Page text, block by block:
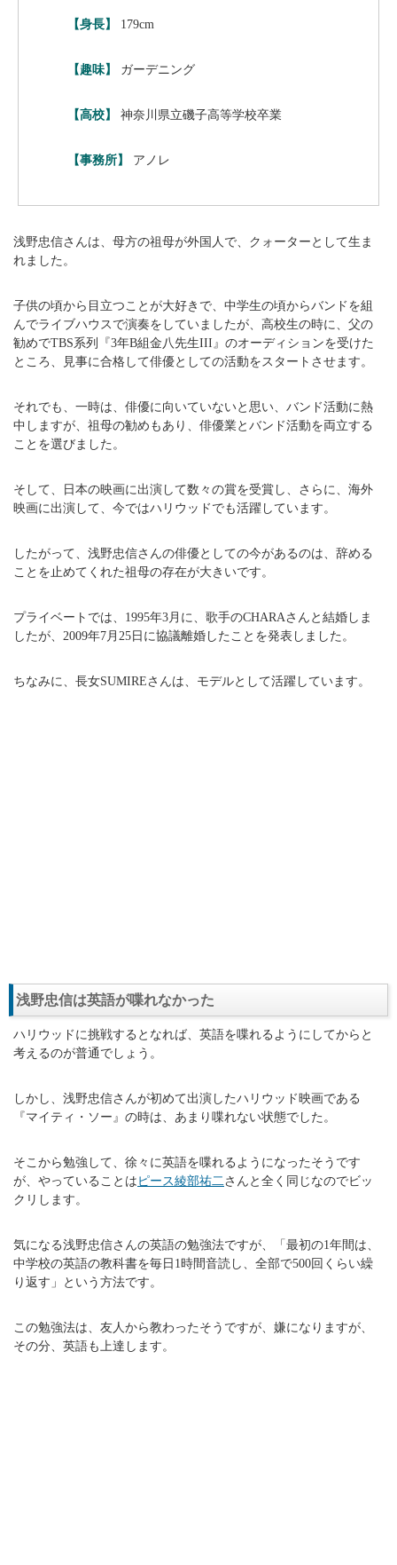
【身長】 179cm
【趣味】 ガーデニング
【高校】 神奈川県立磯子高等学校卒業
【事務所】 アノレ
浅野忠信さんは、母方の祖母が外国人で、クォーターとして生ま
れました。
子供の頃から目立つことが大好きで、中学生の頃からバンドを組
んでライブハウスで演奏をしていましたが、高校生の時に、父の
勧めでTBS系列『3年B組金八先生III』のオーディションを受けた
ところ、見事に合格して俳優としての活動をスタートさせます。
それでも、一時は、俳優に向いていないと思い、バンド活動に熱
中しますが、祖母の勧めもあり、俳優業とバンド活動を両立する
ことを選びました。
そして、日本の映画に出演して数々の賞を受賞し、さらに、海外
映画に出演して、今ではハリウッドでも活躍しています。
したがって、浅野忠信さんの俳優としての今があるのは、辞める
ことを止めてくれた祖母の存在が大きいです。
プライベートでは、1995年3月に、歌手のCHARAさんと結婚しま
したが、2009年7月25日に協議離婚したことを発表しました。
ちなみに、長女SUMIREさんは、モデルとして活躍しています。
浅野忠信は英語が喋れなかった
ハリウッドに挑戦するとなれば、英語を喋れるようにしてからと
考えるのが普通でしょう。
しかし、浅野忠信さんが初めて出演したハリウッド映画である
『マイティ・ソー』の時は、あまり喋れない状態でした。
そこから勉強して、徐々に英語を喋れるようになったそうです
が、やっていることは ピース綾部祐二さんと全く同じなのでビッ
クリします。
気になる浅野忠信さんの英語の勉強法ですが、「最初の1年間は、
中学校の英語の教科書を毎日1時間音読し、全部で500回くらい繰
り返す」という方法です。
この勉強法は、友人から教わったそうですが、嫌になりますが、
その分、英語も上達します。